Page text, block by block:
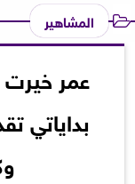
المشاهير
عمر
بداياتي